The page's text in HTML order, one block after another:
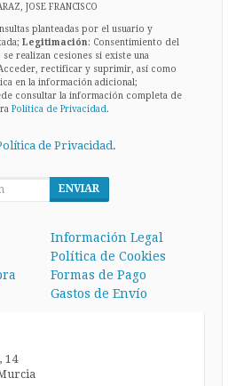
JOSE FRANCISCO
planteadas por el usuario y
Legitimación: Consentimiento del
se realizan cesiones si existe una
rectificar y suprimir, así como
en la información adicional;
consultar la información completa de
Política de Privacidad .
de Privacidad.
ENVIAR
Información Legal
Política de Cookies
Formas de Pago
Gastos de Envío
14